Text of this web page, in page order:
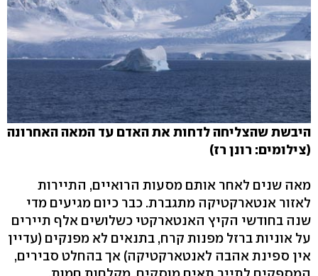
היבשת שהצליחה לדחות את האדם עד המאה האחרונה
(צילומים: רונן רז)
מאה שנים לאחר אותם מסעות הרואיים, התיירות
לאזור אנטארקטיקה מתגברת. כבר כיום מגיעים מדי
שנה בחודשי הקיץ האנטארקטי כשלושים אלף תיירים
על אוניות ברזל מפנות קרח, בתנאים לא מפנקים (עדיין
אין ספינת אהבה לאנטארקטיקה) אך בהחלט סבירים,